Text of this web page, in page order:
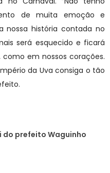
de muita emoção e
nossa história contada no
será esquecido e ficará
em nossos corações.
da Uva consiga o tão
do prefeito Waguinho